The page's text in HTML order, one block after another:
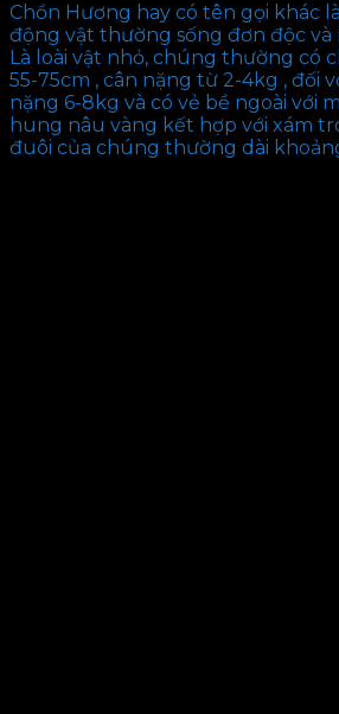
Chồn Hương hay có tên gọi khác
động vật thường sống đơn độc và
Là loài vật nhỏ, chúng thường có
55-75cm , cân nặng từ 2-4kg , đối
nặng 6-8kg và có vẻ bề ngoài với
hung nâu vàng kết hợp với xám
đuôi của chúng thường dài